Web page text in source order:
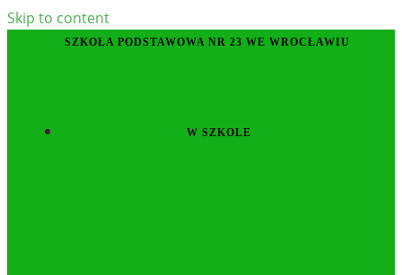
Skip to content
SZKOŁA PODSTAWOWA NR 23 WE WROCŁAWIU
W SZKOLE